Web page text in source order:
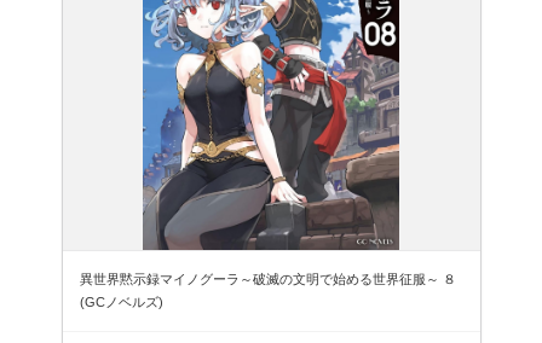
異世界黙示録マイノグーラ～破滅の文明で始める世界征服～ ８
(GCノベルズ)